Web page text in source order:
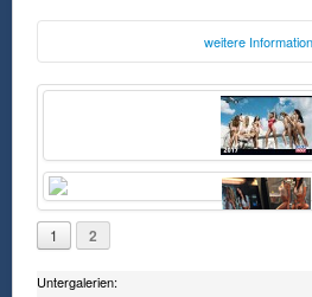
weitere
Foto:Liqui Moly
Mittwoch, 09. November 2016 15:39
FSK0
Titelbild des Liqui Moly Kalender. Der mit 14
das Jahr 2017 als Werkstattkalender
1 2
Untergalerien: